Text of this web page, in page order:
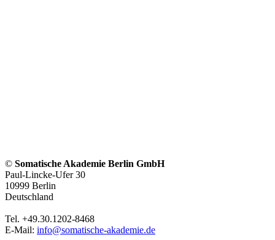
© Somatische Akademie Berlin GmbH
Paul-Lincke-Ufer 30
10999 Berlin
Deutschland
Tel. +49.30.1202-8468
E-Mail: info@somatische-akademie.de